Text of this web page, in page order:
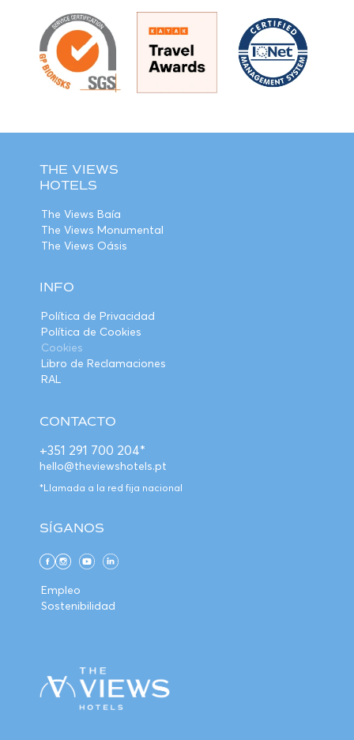
THE VIEWS
HOTELS
The Views Baía
The Views Monumental
The Views Oásis
INFO
Política de Privacidad
Política de Cookies
Cookies
Libro de Reclamaciones
RAL
CONTACTO
+351 291 700 204*
hello@theviewshotels.pt
*Llamada a la red fija nacional
SÍGANOS
Empleo
Sostenibilidad